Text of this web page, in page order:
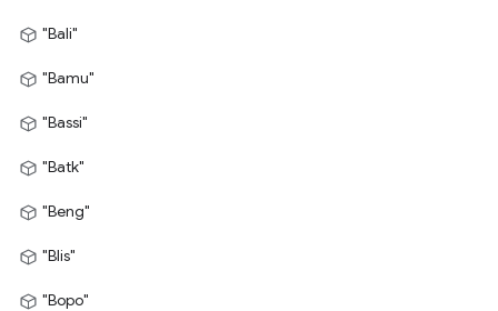
"Bali"
"Bamu"
"Bassi"
"Batk"
"Beng"
"Blis"
"Bopo"